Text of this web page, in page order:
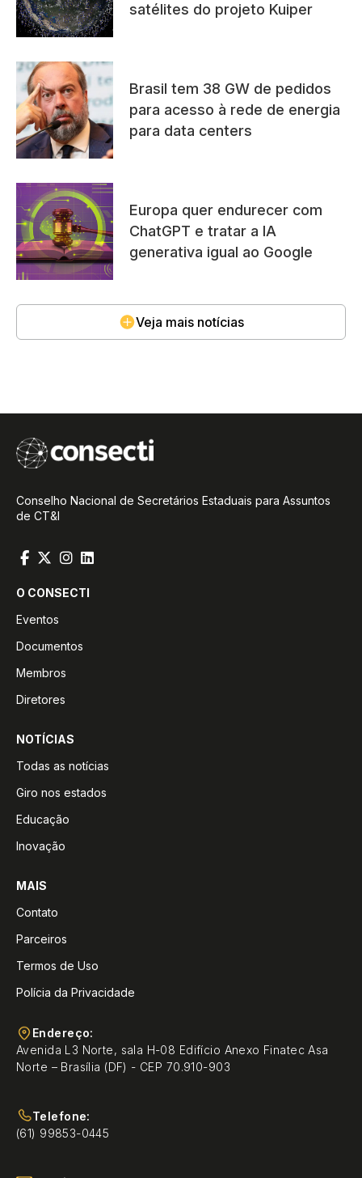
satélites do projeto Kuiper
Brasil tem 38 GW de pedidos
para acesso à rede de energia
para data centers
Europa quer endurecer com
ChatGPT e tratar a IA
generativa igual ao Google
Veja mais notícias
Conselho Nacional de Secretários Estaduais para Assuntos
de CT&I
O CONSECTI
Eventos
Documentos
Membros
Diretores
NOTÍCIAS
Todas as notícias
Giro nos estados
Educação
Inovação
MAIS
Contato
Parceiros
Termos de Uso
Polícia da Privacidade
Endereço:
Avenida L3 Norte, sala H-08 Edifício Anexo Finatec Asa
Norte – Brasília (DF) - CEP 70.910-903
Telefone:
(61) 99853-0445